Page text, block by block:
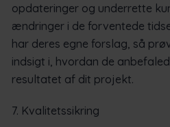
opdateringer og underrette
ændringer i de forventede
har deres egne forslag, så
indsigt i, hvordan de
resultatet af dit projekt.
7. Kvalitetssikring